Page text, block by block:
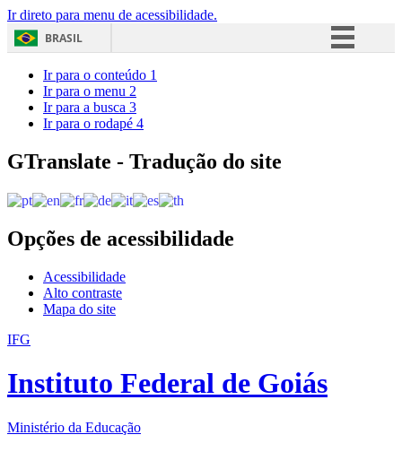
Ir direto para menu de acessibilidade.
BRASIL
Acesso à informação
Ir para o conteúdo 1
Ir para o menu 2
Ir para a busca 3
Ir para o rodapé 4
GTranslate - Tradução do site
Opções de acessibilidade
Acessibilidade
Alto contraste
Mapa do site
IFG
Instituto Federal de Goiás
Ministério da Educação